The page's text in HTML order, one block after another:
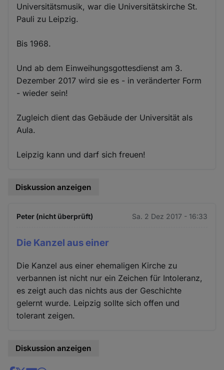
Universitätsmusik, war die Universitätskirche St.
Pauli zu Leipzig.
Bis 1968.
Und ab dem Einweihungsgottesdienst am 3.
Dezember 2017 wird sie es - in veränderter Form
- wieder sein!
Zugleich dient das Gebäude der Universität als
Aula.
Leipzig kann und darf sich freuen!
Diskussion anzeigen
Peter (nicht überprüft) Sa. 2 Dez 2017 - 16:33
Die Kanzel aus einer
Die Kanzel aus einer ehemaligen Kirche zu
verbannen ist nicht nur ein Zeichen für Intoleranz,
es zeigt auch das nichts aus der Geschichte
gelernt wurde. Leipzig sollte sich offen und
tolerant zeigen.
Diskussion anzeigen